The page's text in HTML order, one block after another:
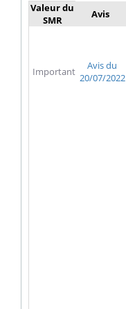
Valeur du
SMR
Avis
Important
Avis du
20/07/2022